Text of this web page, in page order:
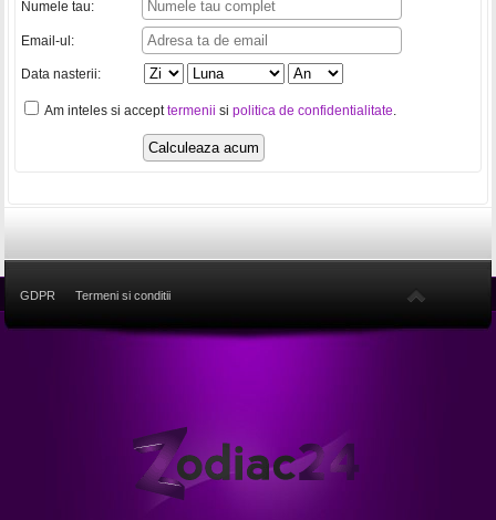
Numele tau:
Email-ul:
Data nasterii:
Am inteles si accepttermenii si politica de confidentialitate.
GDPR Termeni si conditii